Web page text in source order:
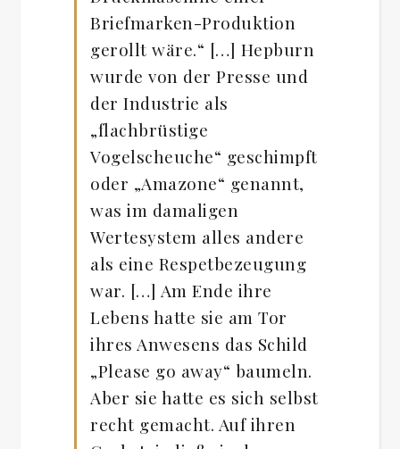
Briefmarken-Produktion
gerollt wäre.“ […] Hepburn
wurde von der Presse und
der Industrie als
„flachbrüstige
Vogelscheuche“ geschimpft
oder „Amazone“ genannt,
was im damaligen
Wertesystem alles andere
als eine Respetbezeugung
war. […] Am Ende ihre
Lebens hatte sie am Tor
ihres Anwesens das Schild
„Please go away“ baumeln.
Aber sie hatte es sich selbst
recht gemacht. Auf ihren